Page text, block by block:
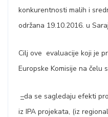
konkurentnosti malih i
održana 19.10.2016. u
Cilj ove evaluacije koji je
Europske Komisije na čelu
–da se sagledaju efekti
iz IPA projekata, (iz